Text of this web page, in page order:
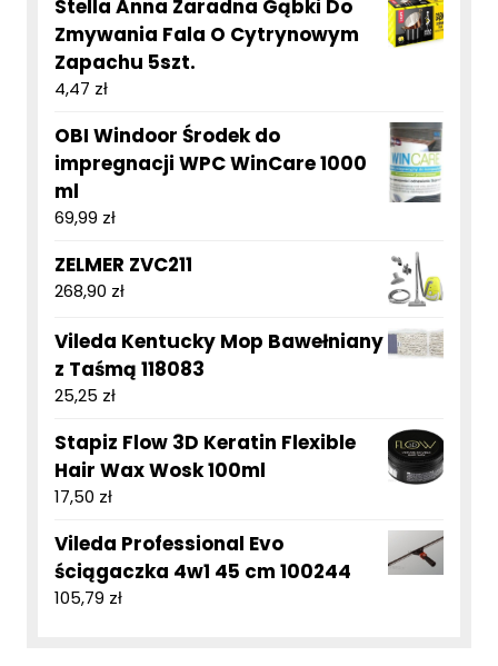
Stella Anna Zaradna Gąbki Do
Zmywania Fala O Cytrynowym
Zapachu 5szt.
4,47 zł
OBI Windoor Środek do
impregnacji WPC WinCare 1000
ml
69,99 zł
ZELMER ZVC211
268,90 zł
Vileda Kentucky Mop Bawełniany
z Taśmą 118083
25,25 zł
Stapiz Flow 3D Keratin Flexible
Hair Wax Wosk 100ml
17,50 zł
Vileda Professional Evo
ściągaczka 4w1 45 cm 100244
105,79 zł